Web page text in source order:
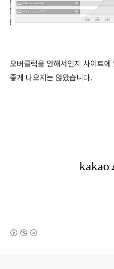
오버클럭을 안해서인지 사이트에
좋게 나오지는 않았습니다.